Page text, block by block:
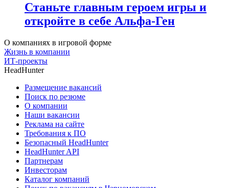
Станьте главным героем игры и
откройте в себе Альфа-Ген
О компаниях в игровой форме
Жизнь в компании
ИТ-проекты
HeadHunter
Размещение вакансий
Поиск по резюме
О компании
Наши вакансии
Реклама на сайте
Требования к ПО
Безопасный HeadHunter
HeadHunter API
Партнерам
Инвесторам
Каталог компаний